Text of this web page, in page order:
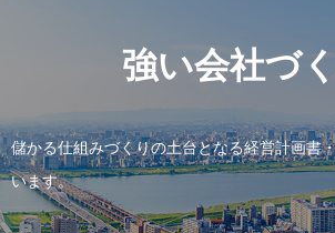
強い会社づ
儲かる仕組みづくりの土台となる経営計画書
います。